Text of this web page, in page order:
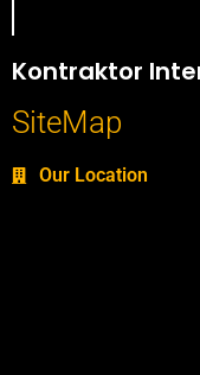
Kontraktor
SiteMap
Our Location